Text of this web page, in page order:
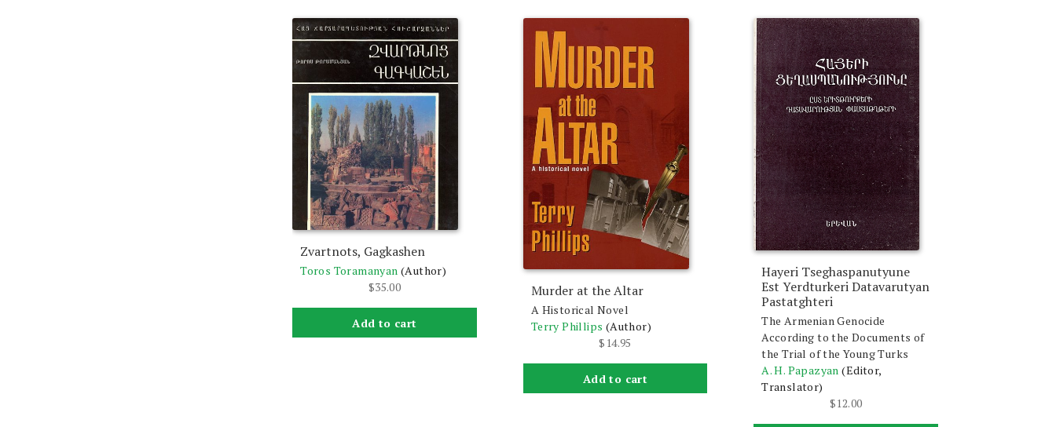
Zvartnots, Gagkashen
Toros Toramanyan (Author)
$35.00
Add to cart
Murder at the Altar
A Historical Novel
Terry Phillips (Author)
$ 14.95
Add to cart
Hayeri Tseghaspanutyune
Est Yerdturkeri Datavarutyan
Pastatghteri
The Armenian Genocide
According to the Documents of
the Trial of the Young Turks
A. H. Papazyan (Editor,
Translator)
$12.00